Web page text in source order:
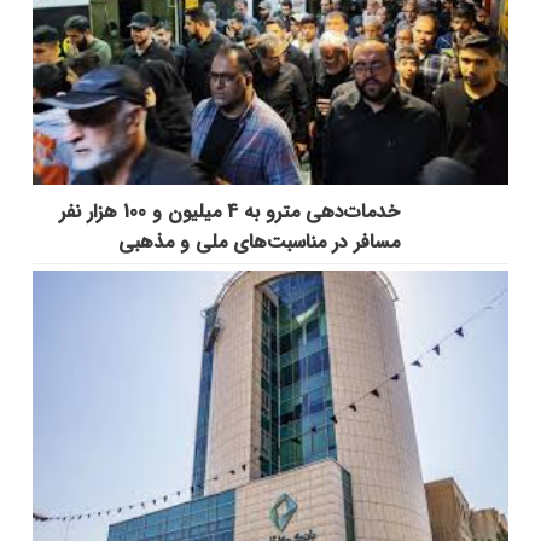
خدمات‌دهي مترو به 4 ميليون و 100 هزار نفر
مسافر در مناسبت‌هاي ملي و مذهبي